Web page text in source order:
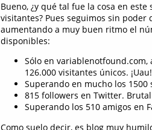
Bueno, ¿y qué tal fue la cosa en
visitantes? Pues seguimos sin
aumentando a muy buen ritmo el
disponibles:
Sólo en variablenotfound.com,
126.000 visitantes únicos. ¡Uau!
Superando en mucho los
815 followers en Twitter.
Superando los 510 amigos en
Como suelo decir, es blog muy